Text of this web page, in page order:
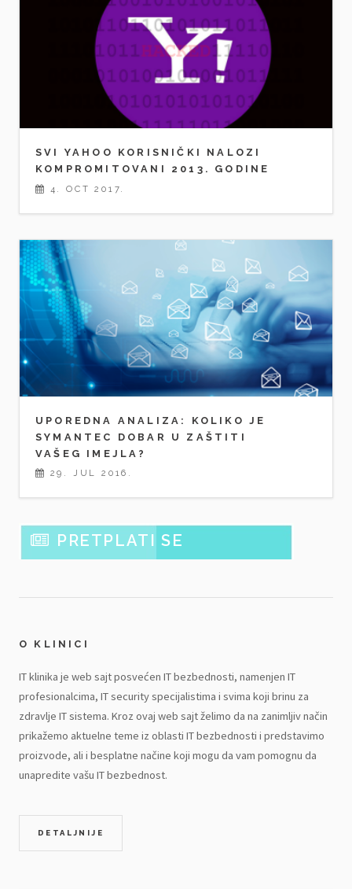
SVI YAHOO KORISNIČKI NALOZI
KOMPROMITOVANI 2013. GODINE
4. OCT 2017.
UPOREDNA ANALIZA: KOLIKO JE
SYMANTEC DOBAR U ZAŠTITI
VAŠEG IMEJLA?
29. JUL 2016.
PRETPLATI SE
O KLINICI
IT klinika je web sajt posvećen IT bezbednosti, namenjen IT
profesionalcima, IT security specijalistima i svima koji brinu za
zdravlje IT sistema. Kroz ovaj web sajt želimo da na zanimljiv način
prikažemo aktuelne teme iz oblasti IT bezbednosti i predstavimo
proizvode, ali i besplatne načine koji mogu da vam pomognu da
unapredite vašu IT bezbednost.
DETALJNIJE